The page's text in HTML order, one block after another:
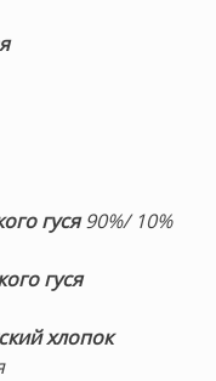
гуся90%/ 10%
гуся
хлопок